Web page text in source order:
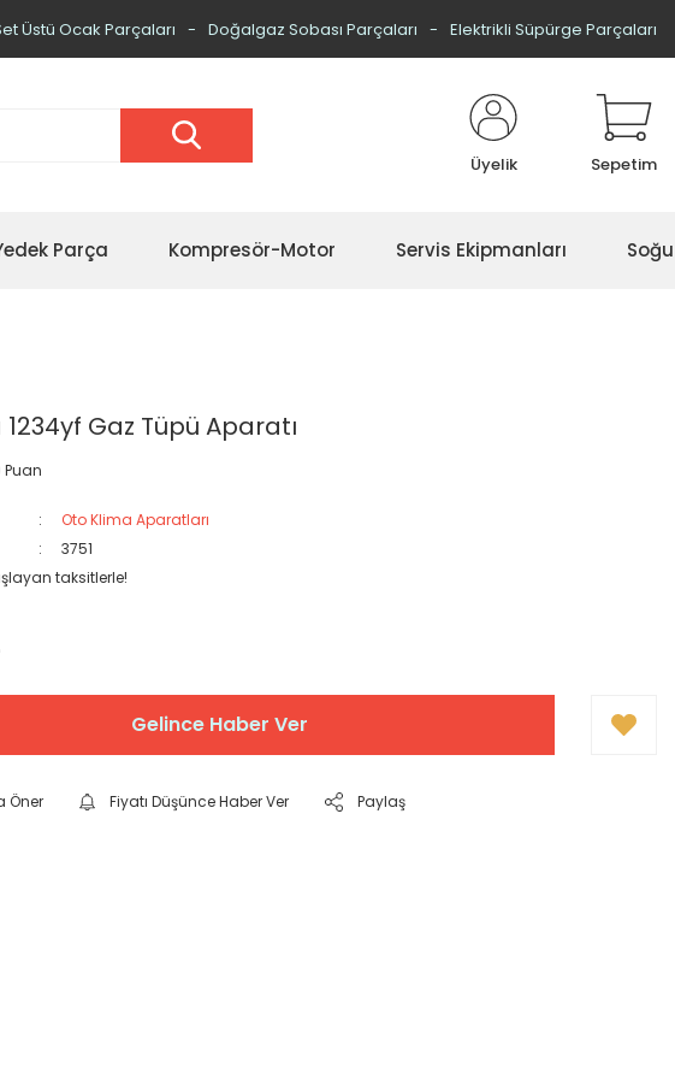
Üstü Ocak Parçaları Doğalgaz Sobası Parçaları Elektrikli Süpürge Parçaları
Üyelik Sepetim
Parça Kompresör-Motor Servis Ekipmanları
Gaz Tüpü Aparatı
Oto Klima Aparatları
3751
taksitlerle!
Gelince Haber Ver
Öner Fiyatı Düşünce Haber Ver Paylaş